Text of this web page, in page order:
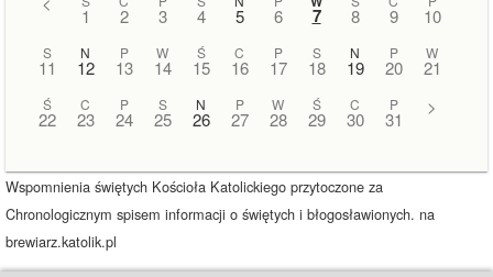
1 2 3 4 5 6 7 8 9 10
S
11
N
12
P
13
W
14
Ś
15
C
16
P
17
S
18
N
19
P
20
W
21
Ś
22
C
23
P
24
S
25
N
26
P
27
W
28
Ś
29
C
30
P
31
>
Wspomnienia świętych Kościoła Katolickiego przytoczone za
Chronologicznym spisem informacji o świętych i błogosławionych. na
brewiarz.katolik.pl